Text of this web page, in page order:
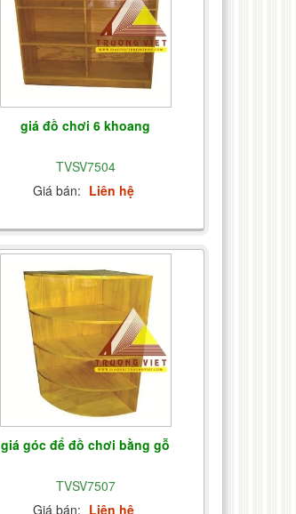
giá đồ chơi 6 khoang
TVSV7504
Giá bán: Liên hệ
giá góc để đồ chơi bằng gỗ
TVSV7507
Giá bán: Liên hệ